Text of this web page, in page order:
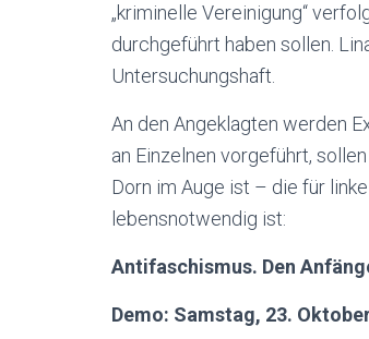
„kriminelle Vereinigung“
durchgeführt haben sollen.
Untersuchungshaft.
An den Angeklagten werden
an Einzelnen vorgeführt,
Dorn im Auge ist – die für
lebensnotwendig ist:
Antifaschismus. Den
Demo: Samstag, 23.